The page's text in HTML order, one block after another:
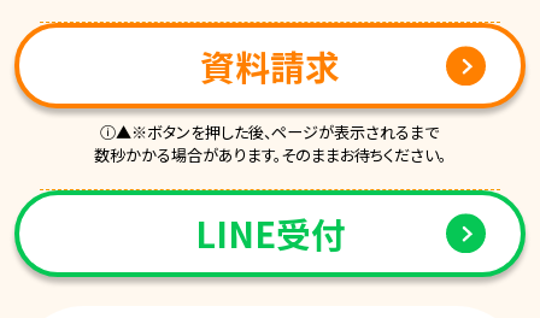
資料請求
ⓘ▲※ボタンを押した後、ページが表示されるまで
数秒かかる場合があります。そのままお待ちください。
LINE受付